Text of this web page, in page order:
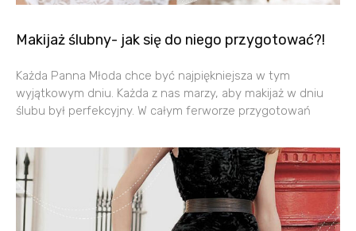
Makijaż ślubny- jak się do niego przygotować?!
Każda Panna Młoda chce być najpiękniejsza w tym
wyjątkowym dniu. Każda z nas marzy, aby makijaż w dniu
ślubu był perfekcyjny. W całym ferworze przygotowań